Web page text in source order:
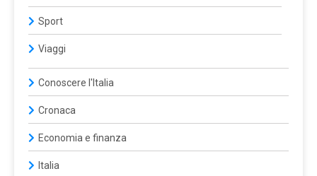
Sport
Viaggi
Conoscere l'Italia
Cronaca
Economia e finanza
Italia